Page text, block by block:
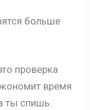
больше
проверка
время
ты спишь.